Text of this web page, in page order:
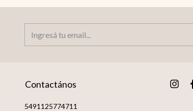
Contactános
5491125774711